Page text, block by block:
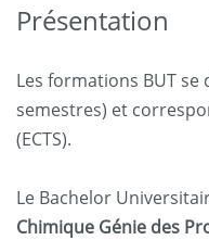
Présentation
Les formations BUT
semestres) et
(ECTS).
Le Bachelor
Chimique Génie des